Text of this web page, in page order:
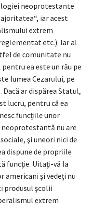
neoprotestante
iar acest
extrem
etc.). Iar al
de comunitate nu
ea este un rău pe
lumea Cezarului, pe
Dacă ar dispărea Statul,
lucru, pentru că ea
funcţiile unor
nu are
şi uneori nici de
dispune de propriile
funcţie. Uitaţi-vă la
americani şi vedeţi nu
produsul şcolii
extrem